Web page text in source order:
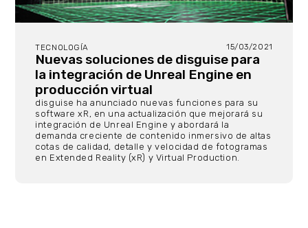
TECNOLOGÍA 15/03/2021
Nuevas soluciones de disguise para
la integración de Unreal Engine en
producción virtual
disguise ha anunciado nuevas funciones para su
software xR, en una actualización que mejorará su
integración de Unreal Engine y abordará la
demanda creciente de contenido inmersivo de altas
cotas de calidad, detalle y velocidad de fotogramas
en Extended Reality (xR) y Virtual Production.